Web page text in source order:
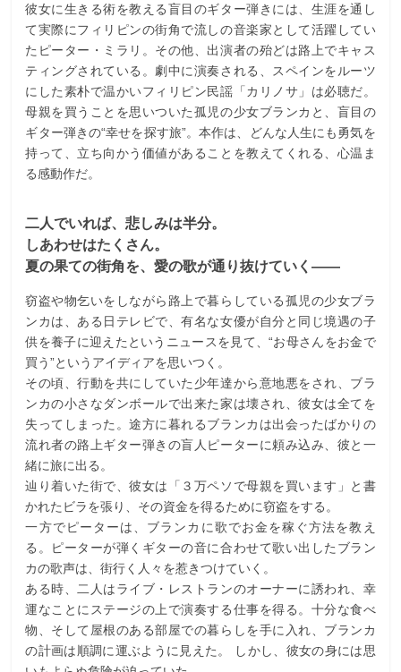
彼女に生きる術を教える盲目のギター弾きには、生涯を通し
て実際にフィリピンの街角で流しの音楽家として活躍してい
たピーター・ミラリ。その他、出演者の殆どは路上でキャス
ティングされている。劇中に演奏される、スペインをルーツ
にした素朴で温かいフィリピン民謡「カリノサ」は必聴だ。
母親を買うことを思いついた孤児の少女ブランカと、盲目の
ギター弾きの“幸せを探す旅”。本作は、どんな人生にも勇気を
持って、立ち向かう価値があることを教えてくれる、心温ま
る感動作だ。
二人でいれば、悲しみは半分。
しあわせはたくさん。
夏の果ての街角を、愛の歌が通り抜けていく――
窃盗や物乞いをしながら路上で暮らしている孤児の少女ブラ
ンカは、ある日テレビで、有名な女優が自分と同じ境遇の子
供を養子に迎えたというニュースを見て、“お母さんをお金で
買う”というアイディアを思いつく。
その頃、行動を共にしていた少年達から意地悪をされ、ブラ
ンカの小さなダンボールで出来た家は壊され、彼女は全てを
失ってしまった。途方に暮れるブランカは出会ったばかりの
流れ者の路上ギター弾きの盲人ピーターに頼み込み、彼と一
緒に旅に出る。
辿り着いた街で、彼女は「３万ペソで母親を買います」と書
かれたビラを張り、その資金を得るために窃盗をする。
一方でピーターは、ブランカに歌でお金を稼ぐ方法を教え
る。ピーターが弾くギターの音に合わせて歌い出したブラン
カの歌声は、街行く人々を惹きつけていく。
ある時、二人はライブ・レストランのオーナーに誘われ、幸
運なことにステージの上で演奏する仕事を得る。十分な食べ
物、そして屋根のある部屋での暮らしを手に入れ、ブランカ
の計画は順調に運ぶように見えた。 しかし、彼女の身には思